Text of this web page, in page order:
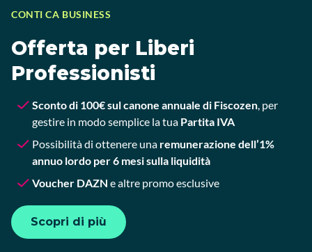
CONTI CA BUSINESS
Offerta per Liberi
Professionisti
Sconto di 100€ sul canone annuale di Fiscozen, per
gestire in modo semplice la tua Partita IVA
Possibilità di ottenere una remunerazione dell’1%
annuo lordo per 6 mesi sulla liquidità
Voucher DAZN e altre promo esclusive
Scopri di più